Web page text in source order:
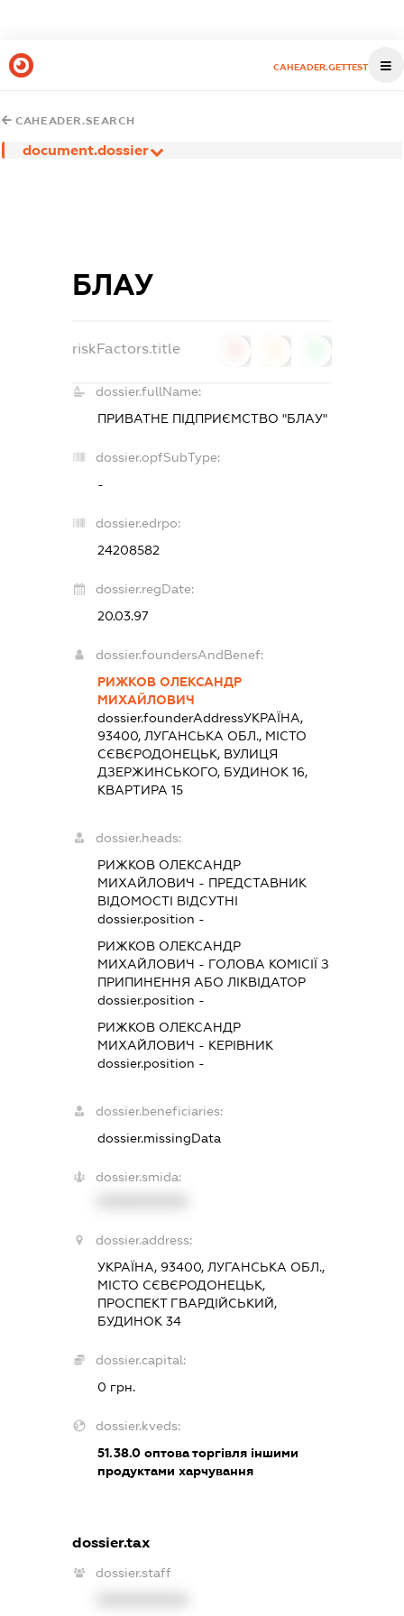
CAHEADER.GETTEST
CAHEADER.SEARCH
document.dossier
БЛАУ
riskFactors.title
dossier.fullName:
ПРИВАТНЕ ПІДПРИЄМСТВО "БЛАУ"
dossier.opfSubType:
-
dossier.edrpo:
24208582
dossier.regDate:
20.03.97
dossier.foundersAndBenef:
РИЖКОВ ОЛЕКСАНДР
МИХАЙЛОВИЧ
dossier.founderAddressУКРАЇНА,
93400, ЛУГАНСЬКА ОБЛ., МІСТО
СЄВЄРОДОНЕЦЬК, ВУЛИЦЯ
ДЗЕРЖИНСЬКОГО, БУДИНОК 16,
КВАРТИРА 15
dossier.heads:
РИЖКОВ ОЛЕКСАНДР
МИХАЙЛОВИЧ - ПРЕДСТАВНИК
ВІДОМОСТІ ВІДСУТНІ
dossier.position -
РИЖКОВ ОЛЕКСАНДР
МИХАЙЛОВИЧ - ГОЛОВА КОМІСІЇ З
ПРИПИНЕННЯ АБО ЛІКВІДАТОР
dossier.position -
РИЖКОВ ОЛЕКСАНДР
МИХАЙЛОВИЧ - КЕРІВНИК
dossier.position -
dossier.beneficiaries:
dossier.missingData
dossier.smida:
dossier.address:
УКРАЇНА, 93400, ЛУГАНСЬКА ОБЛ.,
МІСТО СЄВЄРОДОНЕЦЬК,
ПРОСПЕКТ ГВАРДІЙСЬКИЙ,
БУДИНОК 34
dossier.capital:
0 грн.
dossier.kveds:
51.38.0 оптова торгівля іншими
продуктами харчування
dossier.tax
dossier.staff